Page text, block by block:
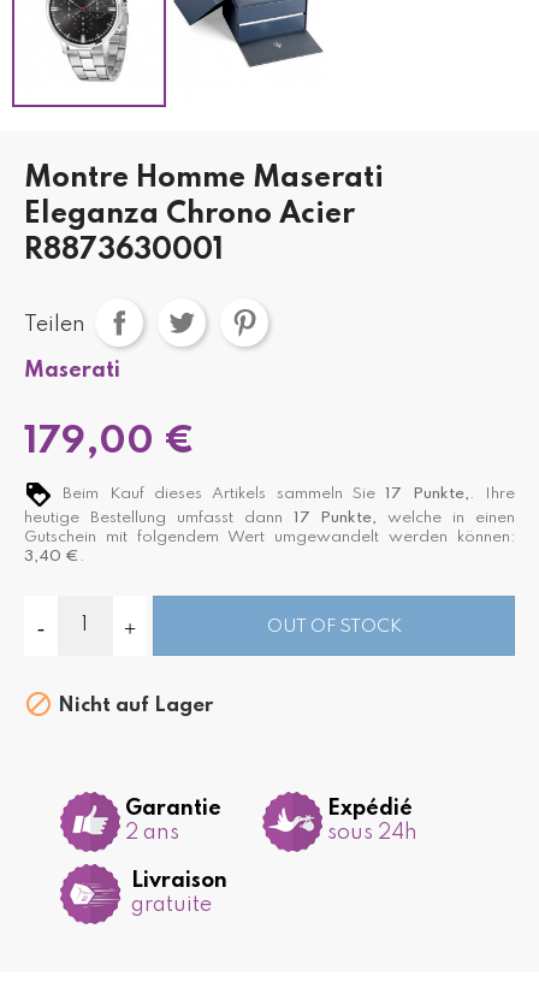
Montre Homme Maserati
Eleganza Chrono Acier
R8873630001
Teilen
Maserati
179,00 €
Beim Kauf dieses Artikels sammeln Sie17 Punkte, . Ihre
heutige Bestellung umfasst dann 17 Punkte,
welche in einen
Gutschein mit folgendem Wert umgewandelt werden können:
3,40 € .
OUT OF STOCK
 Nicht auf Lager
Garantie
2 ans
Expédié
sous 24h
Livraison
gratuite